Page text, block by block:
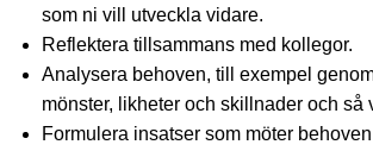
som ni vill utveckla vidare.
Reflektera tillsammans med kollegor.
Analysera behoven, till exempel
mönster, likheter och skillnader och så
Formulera insatser som möter